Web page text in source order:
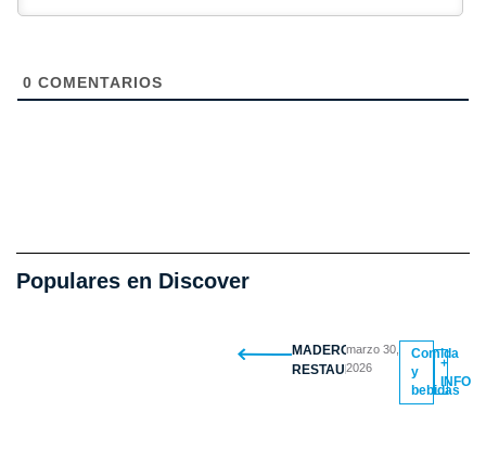
0 COMENTARIOS
Populares en Discover
MADERO
RESTAURANTE
marzo 30,
2026
Comida
y
bebidas
+
INFO